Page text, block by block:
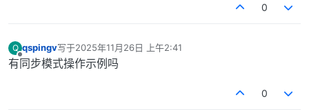
0
Q
离线
qspingv写于2025年11月26日 上午2:41
最后由 编辑
有同步模式操作示例吗
0